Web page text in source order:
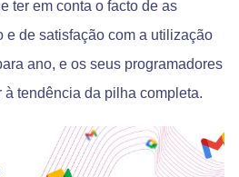
ter em conta o facto de as
e de satisfação com a utilização
ano, e os seus programadores
tendência da pilha completa.